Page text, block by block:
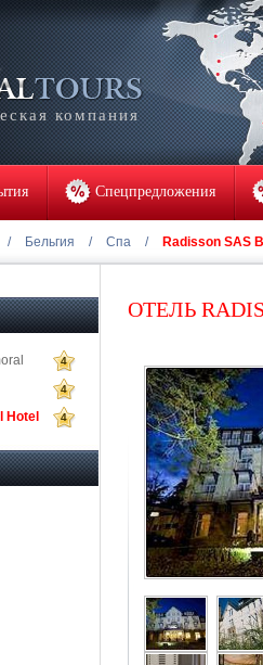
компания
Спецпредложения
/ Бельгия / Спа / Radisson SAS
4
4
Hotel 4
ОТЕЛЬ